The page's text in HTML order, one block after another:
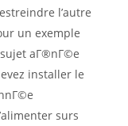
l’autre
un exemple
sujet aГ®nГ©e
installer le
surs